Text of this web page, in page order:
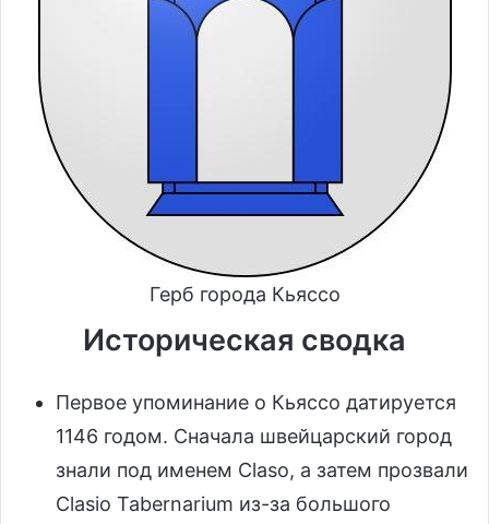
Герб города Кьяссо
Историческая сводка
Первое упоминание о Кьяссо датируется
1146 годом. Сначала швейцарский город
знали под именем Claso, а затем прозвали
Clasio Tabernarium из-за большого